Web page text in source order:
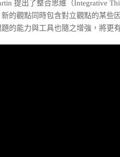
提出了整合思維（Integrative
的觀點同時包含對立觀點的某
的能力與工具也隨之增強，將更